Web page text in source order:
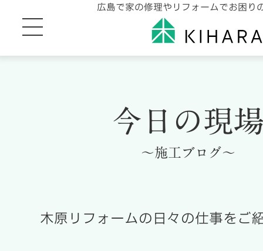
広島で家の修理やリフォームでお困り
今日の現
～施工ブログ～
木原リフォームの日々の仕事をご